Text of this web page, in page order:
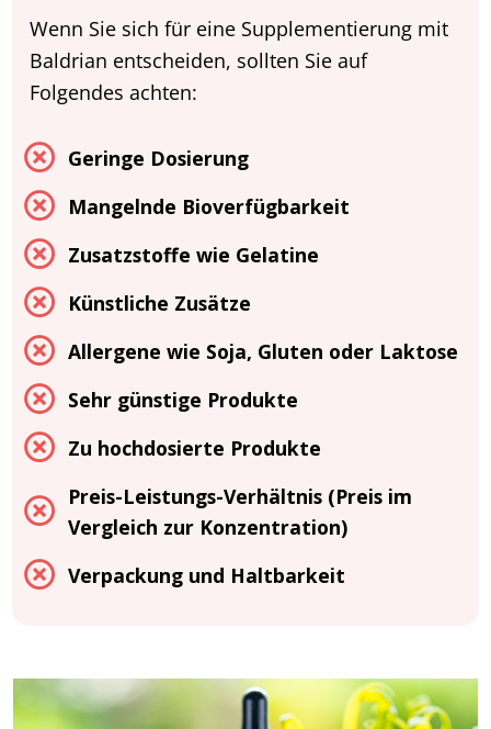
Wenn Sie sich für eine Supplementierung mit
Baldrian entscheiden, sollten Sie auf
Folgendes achten:
Geringe Dosierung
Mangelnde Bioverfügbarkeit
Zusatzstoffe wie Gelatine
Künstliche Zusätze
Allergene wie Soja, Gluten oder Laktose
Sehr günstige Produkte
Zu hochdosierte Produkte
Preis-Leistungs-Verhältnis (Preis im
Vergleich zur Konzentration)
Verpackung und Haltbarkeit